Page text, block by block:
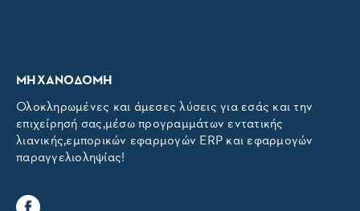
ΜΗΧΑΝΟΔΟΜΗ
Ολοκληρωμένες και άμεσες λύσεις για εσάς και την
επιχείρησή σας,μέσω προγραμμάτων εντατικής
λιανικής,εμπορικών εφαρμογών ERP και εφαρμογών
παραγγελιοληψίας!